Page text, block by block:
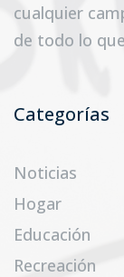
cualquier
de todo lo
Categorías
Noticias
Hogar
Educación
Recreación